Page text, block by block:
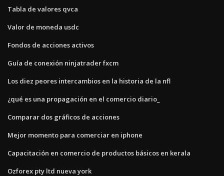
Tabla de valores qvca
Valor de moneda usdc
Fondos de acciones activos
Guía de conexión ninjatrader fxcm
Los diez peores intercambios en la historia de la nfl
¿qué es una propagación en el comercio diario_
Comparar dos gráficos de acciones
Mejor momento para comerciar en iphone
Capacitación en comercio de productos básicos en kerala
Ozforex pty ltd nueva york